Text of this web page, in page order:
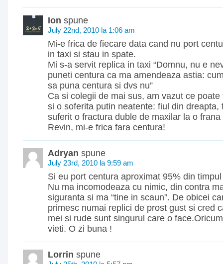
Ion spune
July 22nd, 2010 la 1:06 am
Mi-e frica de fiecare data cand nu port
in taxi si stau in spate.
Mi s-a servit replica in taxi “Domnu, nu e
puneti centura ca ma amendeaza astia:
sa puna centura si dvs nu”
Ca si colegii de mai sus, am vazut ce
si o soferita putin neatente: fiul din dreapta,
suferit o fractura duble de maxilar la o frana
Revin, mi-e frica fara centura!
Adryan spune
July 23rd, 2010 la 9:59 am
Si eu port centura aproximat 95% din
Nu ma incomodeaza cu nimic, din contra
siguranta si ma “tine in scaun”. De obicei
primesc numai replici de prost gust si cred
mei si rude sunt singurul care o
vieti. O zi buna !
Lorrin spune